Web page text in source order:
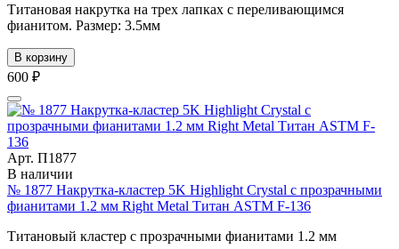
Титановая накрутка на трех лапках с переливающимся
фианитом. Размер: 3.5мм
В корзину
600 ₽
Арт. П1877
В наличии
№ 1877 Накрутка-кластер 5K Highlight Crystal с прозрачными
фианитами 1.2 мм Right Metal Титан ASTM F-136
Титановый кластер с прозрачными фианитами 1.2 мм